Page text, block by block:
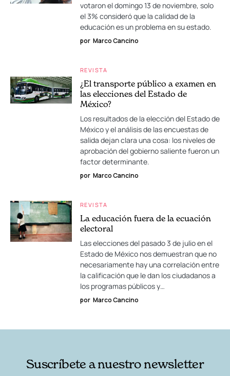
votaron el domingo 13 de noviembre, solo
el 3% consideró que la calidad de la
educación es un problema en su estado.
por Marco Cancino
REVISTA
¿El transporte público a examen en
las elecciones del Estado de
México?
Los resultados de la elección del Estado de
México y el análisis de las encuestas de
salida dejan clara una cosa: los niveles de
aprobación del gobierno saliente fueron un
factor determinante.
por Marco Cancino
REVISTA
La educación fuera de la ecuación
electoral
Las elecciones del pasado 3 de julio en el
Estado de México nos demuestran que no
necesariamente hay una correlación entre
la calificación que le dan los ciudadanos a
los programas públicos y…
por Marco Cancino
Suscríbete a nuestro newsletter